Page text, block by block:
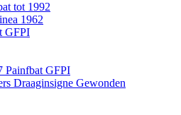
tot 1992
1962
GFPI
Painfbat GFPI
Draaginsigne Gewonden